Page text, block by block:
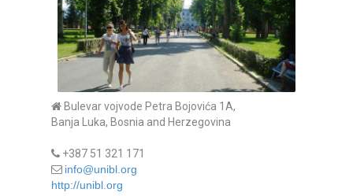
Bulevar vojvode Petra Bojovića 1A,
Banja Luka, Bosnia and Herzegovina
+387 51 321 171
info@unibl.org
http://unibl.org